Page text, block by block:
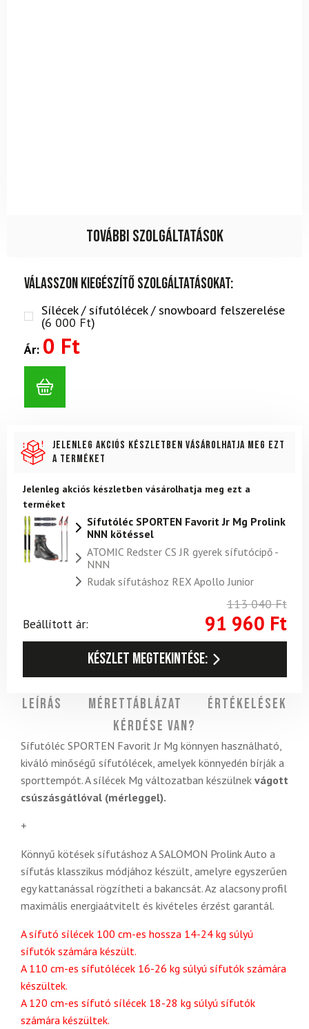
További szolgáltatások
Válasszon kiegészítő szolgáltatásokat:
Sílécek / sífutólécek / snowboard felszerelése
(6 000 Ft)
Ár: 0 Ft
Jelenleg akciós készletben vásárolhatja meg ezt
a terméket
Jelenleg akciós készletben vásárolhatja meg ezt a
terméket
Sífutóléc SPORTEN Favorit Jr Mg Prolink
NNN kötéssel
ATOMIC Redster CS JR gyerek sífutócipő -
NNN
Rudak sífutáshoz REX Apollo Junior
113 040Ft
Beállított ár:
91 960 Ft
Készlet megtekintése:
Leírás Mérettáblázat
Értékelések
Kérdése van?
Sífutóléc SPORTEN Favorit Jr Mg könnyen használható,
kiváló minőségű sífutólécek, amelyek könnyedén bírják a
sporttempót. A sílécek Mg változatban készülnek vágott
csúszásgátlóval (mérleggel).
+
Könnyű kötések sífutáshoz A SALOMON Prolink Auto a
sífutás klasszikus módjához készült, amelyre egyszerűen
egy kattanással rögzítheti a bakancsát. Az alacsony profil
maximális energiaátvitelt és kivételes érzést garantál.
A sífutó sílécek 100 cm-es hossza 14-24 kg súlyú
sífutók számára készült.
A 110 cm-es sífutólécek 16-26 kg súlyú sífutók számára
készültek.
A 120 cm-es sífutó sílécek 18-28 kg súlyú sífutók
számára készültek.